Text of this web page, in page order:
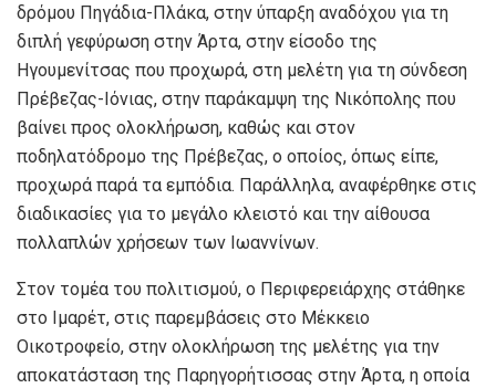
δρόμου Πηγάδια-Πλάκα, στην ύπαρξη αναδόχου για τη
διπλή γεφύρωση στην Άρτα, στην είσοδο της
Ηγουμενίτσας που προχωρά, στη μελέτη για τη σύνδεση
Πρέβεζας-Ιόνιας, στην παράκαμψη της Νικόπολης που
βαίνει προς ολοκλήρωση, καθώς και στον
ποδηλατόδρομο της Πρέβεζας, ο οποίος, όπως είπε,
προχωρά παρά τα εμπόδια. Παράλληλα, αναφέρθηκε στις
διαδικασίες για το μεγάλο κλειστό και την αίθουσα
πολλαπλών χρήσεων των Ιωαννίνων.
Στον τομέα του πολιτισμού, ο Περιφερειάρχης στάθηκε
στο Ιμαρέτ, στις παρεμβάσεις στο Μέκκειο
Οικοτροφείο, στην ολοκλήρωση της μελέτης για την
αποκατάσταση της Παρηγορήτισσας στην Άρτα, η οποία